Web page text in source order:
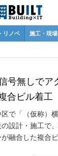
リノベ 施工・現
号無しで
合ビル着工
で「（仮称）
設計・施工で
融合した複合ビ